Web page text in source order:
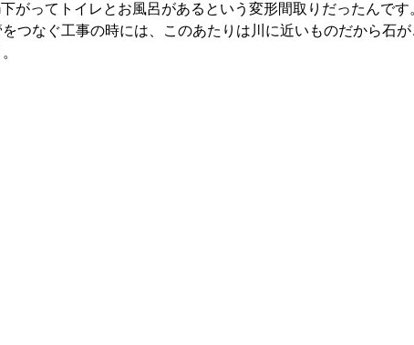
ってトイレとお風呂があるという変形間取りだったんで
つなぐ工事の時には、このあたりは川に近いものだから石